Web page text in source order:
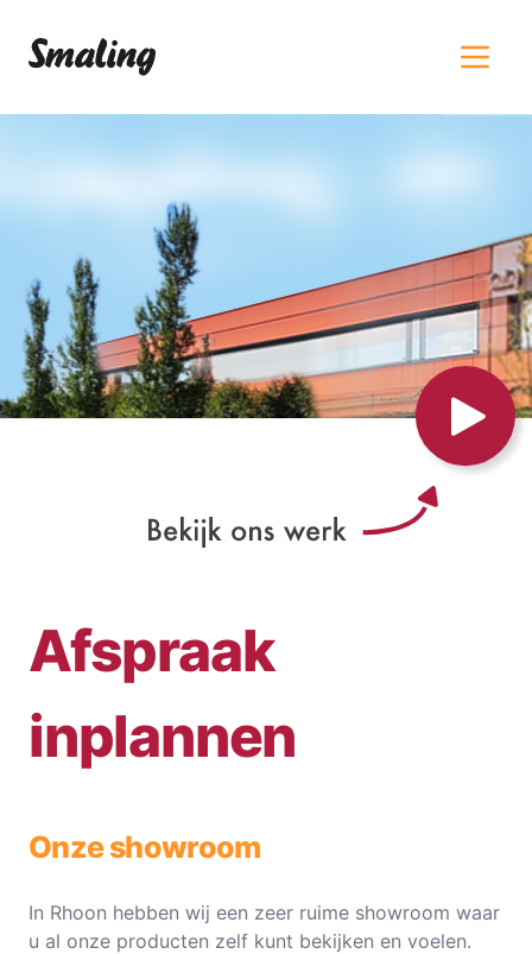
Afspraak
inplannen
Onze showroom
In Rhoon hebben wij een zeer ruime showroom waar
u al onze producten zelf kunt bekijken en voelen.